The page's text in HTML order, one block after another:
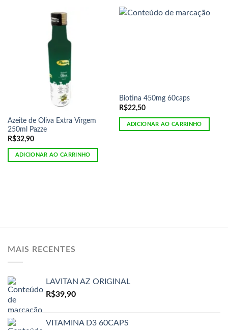
Azeite de Oliva Extra Virgem
250ml Pazze
R$32,90
ADICIONAR AO CARRINHO
Biotina 450mg 60caps
R$22,50
ADICIONAR AO CARRINHO
MAIS RECENTES
LAVITAN AZ ORIGINAL
R$39,90
VITAMINA D3 60CAPS